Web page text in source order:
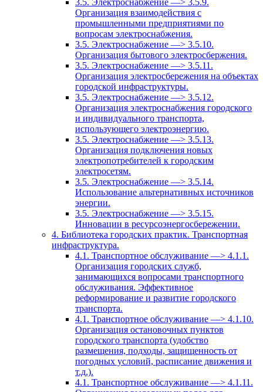
Организация взаимодействия с
промышленными предприятиями по
вопросам электроснабжения.
3.5. Электроснабжение —> 3.5.10.
Организация бытового электросбержения.
3.5. Электроснабжение —> 3.5.11.
Организация электросбережения на объектах
городской инфраструктуры.
3.5. Электроснабжение —> 3.5.12.
Организация электроснабжения городского
и индивидуального транспорта,
использующего электроэнергию.
3.5. Электроснабжение —> 3.5.13.
Организация подключения новых
электропотребителей к городским
электросетям.
3.5. Электроснабжение —> 3.5.14.
Использование альтернативных источников
энергии.
3.5. Электроснабжение —> 3.5.15.
Инновации в ресурсоэнергосбережении.
4. Библиотека городских практик. Транспортная
инфраструктура.
4.1. Транспортное обслуживание —> 4.1.1.
Организация городских служб,
занимающихся вопросами транспортного
обслуживания. Эффективное
реформирование и развитие городского
транспорта.
4.1. Транспортное обслуживание —> 4.1.10.
Организация остановочных пунктов
городского транспорта (удобство
размещения, подходы, защищенность от
погодных условий, расписание движения и
т.д.).
4.1. Транспортное обслуживание —> 4.1.11.